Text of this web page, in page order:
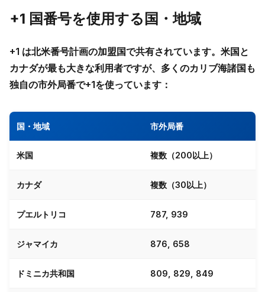
+1 国番号を使用する国・地域
+1 は北米番号計画の加盟国で共有されています。米国と
カナダが最も大きな利用者ですが、多くのカリブ海諸国も
独自の市外局番で+1を使っています：
国・地域 市外局番
米国 複数（200以上）
カナダ 複数（30以上）
プエルトリコ 787, 939
ジャマイカ 876, 658
ドミニカ共和国 809, 829, 849